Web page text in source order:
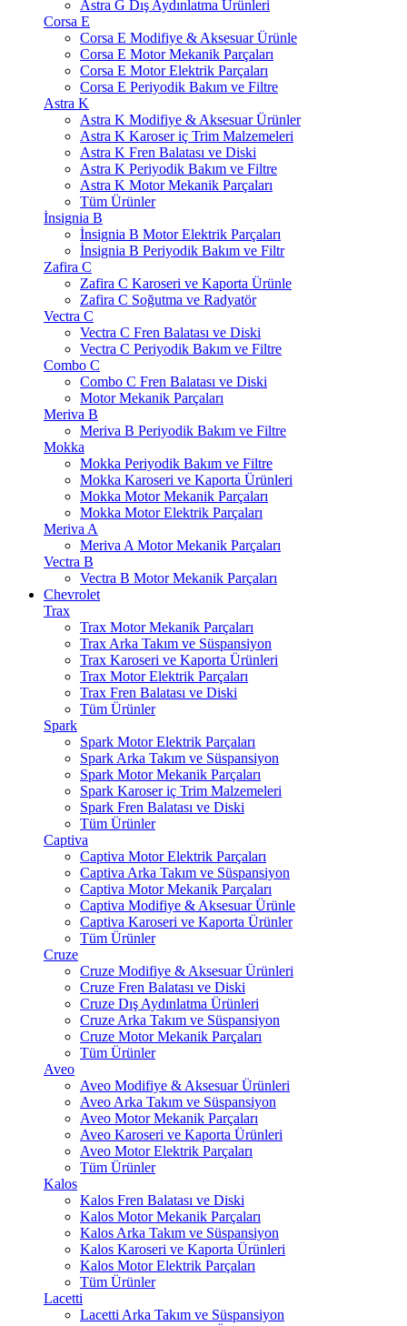
Astra G Dış Aydınlatma Ürünleri
Corsa E
Corsa E Modifiye & Aksesuar Ürünle
Corsa E Motor Mekanik Parçaları
Corsa E Motor Elektrik Parçaları
Corsa E Periyodik Bakım ve Filtre
Astra K
Astra K Modifiye & Aksesuar Ürünler
Astra K Karoser iç Trim Malzemeleri
Astra K Fren Balatası ve Diski
Astra K Periyodik Bakım ve Filtre
Astra K Motor Mekanik Parçaları
Tüm Ürünler
İnsignia B
İnsignia B Motor Elektrik Parçaları
İnsignia B Periyodik Bakım ve Filtr
Zafira C
Zafira C Karoseri ve Kaporta Ürünle
Zafira C Soğutma ve Radyatör
Vectra C
Vectra C Fren Balatası ve Diski
Vectra C Periyodik Bakım ve Filtre
Combo C
Combo C Fren Balatası ve Diski
Motor Mekanik Parçaları
Meriva B
Meriva B Periyodik Bakım ve Filtre
Mokka
Mokka Periyodik Bakım ve Filtre
Mokka Karoseri ve Kaporta Ürünleri
Mokka Motor Mekanik Parçaları
Mokka Motor Elektrik Parçaları
Meriva A
Meriva A Motor Mekanik Parçaları
Vectra B
Vectra B Motor Mekanik Parçaları
Chevrolet
Trax
Trax Motor Mekanik Parçaları
Trax Arka Takım ve Süspansiyon
Trax Karoseri ve Kaporta Ürünleri
Trax Motor Elektrik Parçaları
Trax Fren Balatası ve Diski
Tüm Ürünler
Spark
Spark Motor Elektrik Parçaları
Spark Arka Takım ve Süspansiyon
Spark Motor Mekanik Parçaları
Spark Karoser iç Trim Malzemeleri
Spark Fren Balatası ve Diski
Tüm Ürünler
Captiva
Captiva Motor Elektrik Parçaları
Captiva Arka Takım ve Süspansiyon
Captiva Motor Mekanik Parçaları
Captiva Modifiye & Aksesuar Ürünle
Captiva Karoseri ve Kaporta Ürünler
Tüm Ürünler
Cruze
Cruze Modifiye & Aksesuar Ürünleri
Cruze Fren Balatası ve Diski
Cruze Dış Aydınlatma Ürünleri
Cruze Arka Takım ve Süspansiyon
Cruze Motor Mekanik Parçaları
Tüm Ürünler
Aveo
Aveo Modifiye & Aksesuar Ürünleri
Aveo Arka Takım ve Süspansiyon
Aveo Motor Mekanik Parçaları
Aveo Karoseri ve Kaporta Ürünleri
Aveo Motor Elektrik Parçaları
Tüm Ürünler
Kalos
Kalos Fren Balatası ve Diski
Kalos Motor Mekanik Parçaları
Kalos Arka Takım ve Süspansiyon
Kalos Karoseri ve Kaporta Ürünleri
Kalos Motor Elektrik Parçaları
Tüm Ürünler
Lacetti
Lacetti Arka Takım ve Süspansiyon